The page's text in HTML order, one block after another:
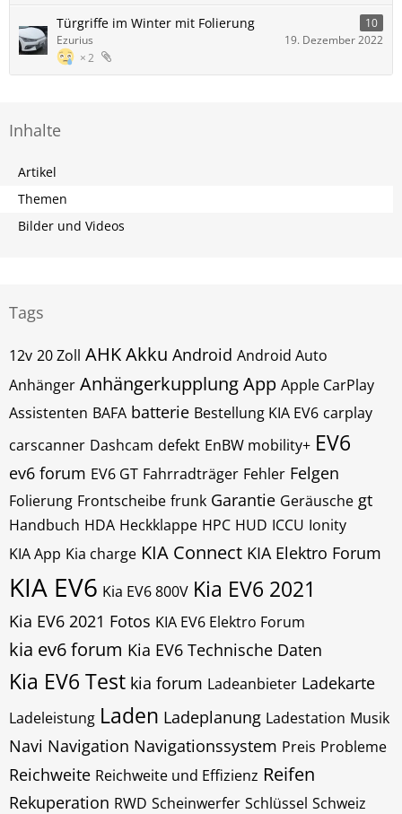
Türgriffe im Winter mit Folierung 10
2
Ezurius 19. Dezember 2022
Inhalte
Artikel
Themen
Bilder und Videos
Tags
12v 20 Zoll AHKAkku Android Android Auto
Anhänger AnhängerkupplungApp Apple CarPlay
Assistenten BAFA batterie Bestellung KIA EV6 carplay
carscanner Dashcam defekt EnBW mobility+ EV6
ev6 forum EV6 GT Fahrradträger Fehler Felgen
Folierung Frontscheibe frunk Garantie Geräusche gt
Handbuch HDA Heckklappe HPC HUD ICCU Ionity
KIA App Kia charge KIA Connect KIA Elektro Forum
KIA EV6 Kia EV6 800V Kia EV6 2021
Kia EV6 2021 Fotos KIA EV6 Elektro Forum
kia ev6 forum Kia EV6 Technische Daten
Kia EV6 Test kia forum Ladeanbieter Ladekarte
Ladeleistung Laden Ladeplanung Ladestation Musik
Navi Navigation Navigationssystem Preis Probleme
Reichweite Reichweite und Effizienz Reifen
Rekuperation RWD Scheinwerfer Schlüssel Schweiz